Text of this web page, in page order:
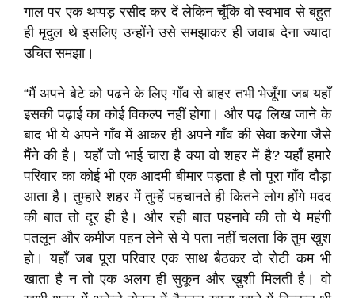
गाल पर एक थप्पड़ रसीद कर दें लेकिन चूँकि वो स्वभाव से बहुत
ही मृदुल थे इसलिए उन्होंने उसे समझाकर ही जवाब देना ज्यादा
उचित समझा।
“मैं अपने बेटे को पढने के लिए गाँव से बाहर तभी भेजूँगा जब यहाँ
इसकी पढ़ाई का कोई विकल्प नहीं होगा। और पढ़ लिख जाने के
बाद भी ये अपने गाँव में आकर ही अपने गाँव की सेवा करेगा जैसे
मैंने की है। यहाँ जो भाई चारा है क्या वो शहर में है? यहाँ हमारे
परिवार का कोई भी एक आदमी बीमार पड़ता है तो पूरा गाँव दौड़ा
आता है। तुम्हारे शहर में तुम्हें पहचानते ही कितने लोग होंगे मदद
की बात तो दूर ही है। और रही बात पहनावे की तो ये महंगी
पतलून और कमीज पहन लेने से ये पता नहीं चलता कि तुम खुश
हो। यहाँ जब पूरा परिवार एक साथ बैठकर दो रोटी कम भी
खाता है न तो एक अलग ही सुकून और ख़ुशी मिलती है। वो